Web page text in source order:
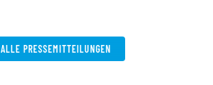
ALLE PRESSEMITTEILUNGEN